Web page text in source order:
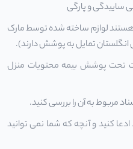
ساییدگی و پارگی
لوازم ساخته شده توسط مارک
تمایل به پوشش دارند).
پوشش بیمه محتویات منزل
مربوط به آن را بررسی کنید.
کنید و آنچه که شما نمی توانید